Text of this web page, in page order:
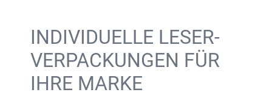
INDIVIDUELLE LESER-
VERPACKUNGEN FÜR
IHRE MARKE